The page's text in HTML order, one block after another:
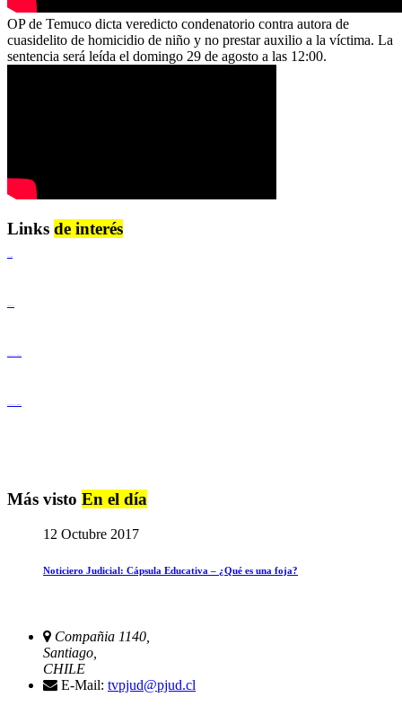
OP de Temuco dicta veredicto condenatorio contra autora de
cuasidelito de homicidio de niño y no prestar auxilio a la víctima. La
sentencia será leída el domingo 29 de agosto a las 12:00.
Links de interés
Más visto En el día
12 Octubre 2017
Noticiero Judicial: Cápsula Educativa – ¿Qué es una foja?
Compañia 1140,
Santiago,
CHILE
E-Mail: tvpjud@pjud.cl